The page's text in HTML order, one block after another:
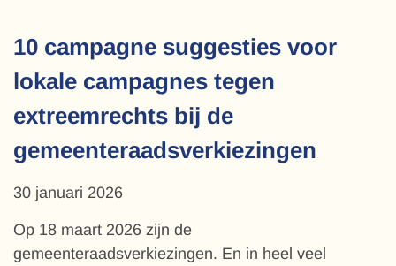
10 campagne suggesties voor
lokale campagnes tegen
extreemrechts bij de
gemeenteraadsverkiezingen
30 januari 2026
Op 18 maart 2026 zijn de
gemeenteraadsverkiezingen. En in heel veel